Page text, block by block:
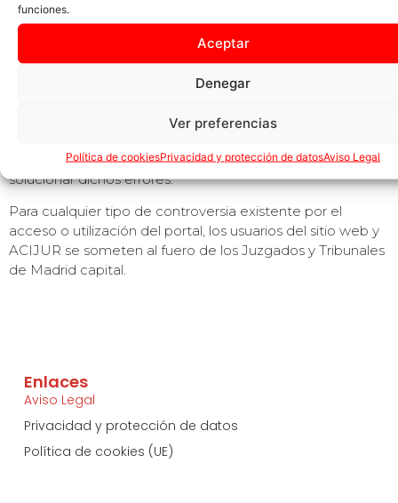
funciones.
Aceptar
Denegar
Ver preferencias
Política de cookiesPrivacidad y protección de datosAviso Legal
aviso, la estructura y diseño del sitio web, así como
modificar o eliminar, los servicios, contenidos y
condiciones de acceso y/o uso del sitio web.
ACIJUR no se hace responsable de los posibles fallos de
funcionamiento continuo y la disponibilidad de acceso a la
brevedad posible todas aquellas gestiones tendentes a
solucionar dichos errores.
Para cualquier tipo de controversia existente por el
acceso o utilización del portal, los usuarios del sitio web y
ACIJUR se someten al fuero de los Juzgados y Tribunales
de Madrid capital.
Enlaces
Aviso Legal
Privacidad y protección de datos
Política de cookies (UE)